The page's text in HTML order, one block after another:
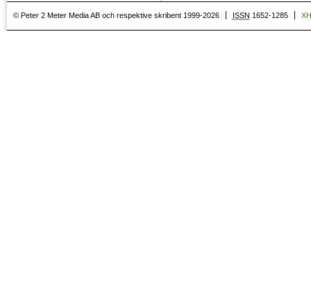
© Peter 2 Meter Media AB och respektive skribent 1999-2026 ISSN 1652-1285